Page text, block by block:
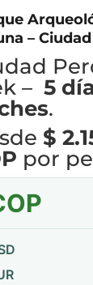
–
– 5
.
$
por